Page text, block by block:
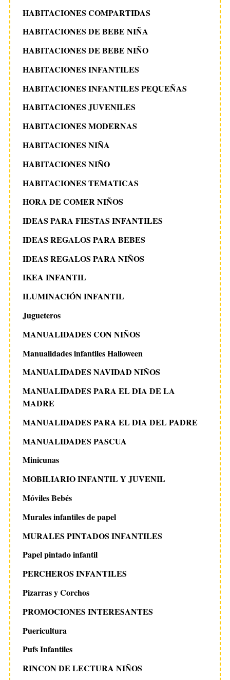
HABITACIONES COMPARTIDAS
HABITACIONES DE BEBE NIÑA
HABITACIONES DE BEBE NIÑO
HABITACIONES INFANTILES
HABITACIONES INFANTILES PEQUEÑAS
HABITACIONES JUVENILES
HABITACIONES MODERNAS
HABITACIONES NIÑA
HABITACIONES NIÑO
HABITACIONES TEMATICAS
HORA DE COMER NIÑOS
IDEAS PARA FIESTAS INFANTILES
IDEAS REGALOS PARA BEBES
IDEAS REGALOS PARA NIÑOS
IKEA INFANTIL
ILUMINACIÓN INFANTIL
Jugueteros
MANUALIDADES CON NIÑOS
Manualidades infantiles Halloween
MANUALIDADES NAVIDAD NIÑOS
MANUALIDADES PARA EL DIA DE LA
MADRE
MANUALIDADES PARA EL DIA DEL PADRE
MANUALIDADES PASCUA
Minicunas
MOBILIARIO INFANTIL Y JUVENIL
Móviles Bebés
Murales infantiles de papel
MURALES PINTADOS INFANTILES
Papel pintado infantil
PERCHEROS INFANTILES
Pizarras y Corchos
PROMOCIONES INTERESANTES
Puericultura
Pufs Infantiles
RINCON DE LECTURA NIÑOS